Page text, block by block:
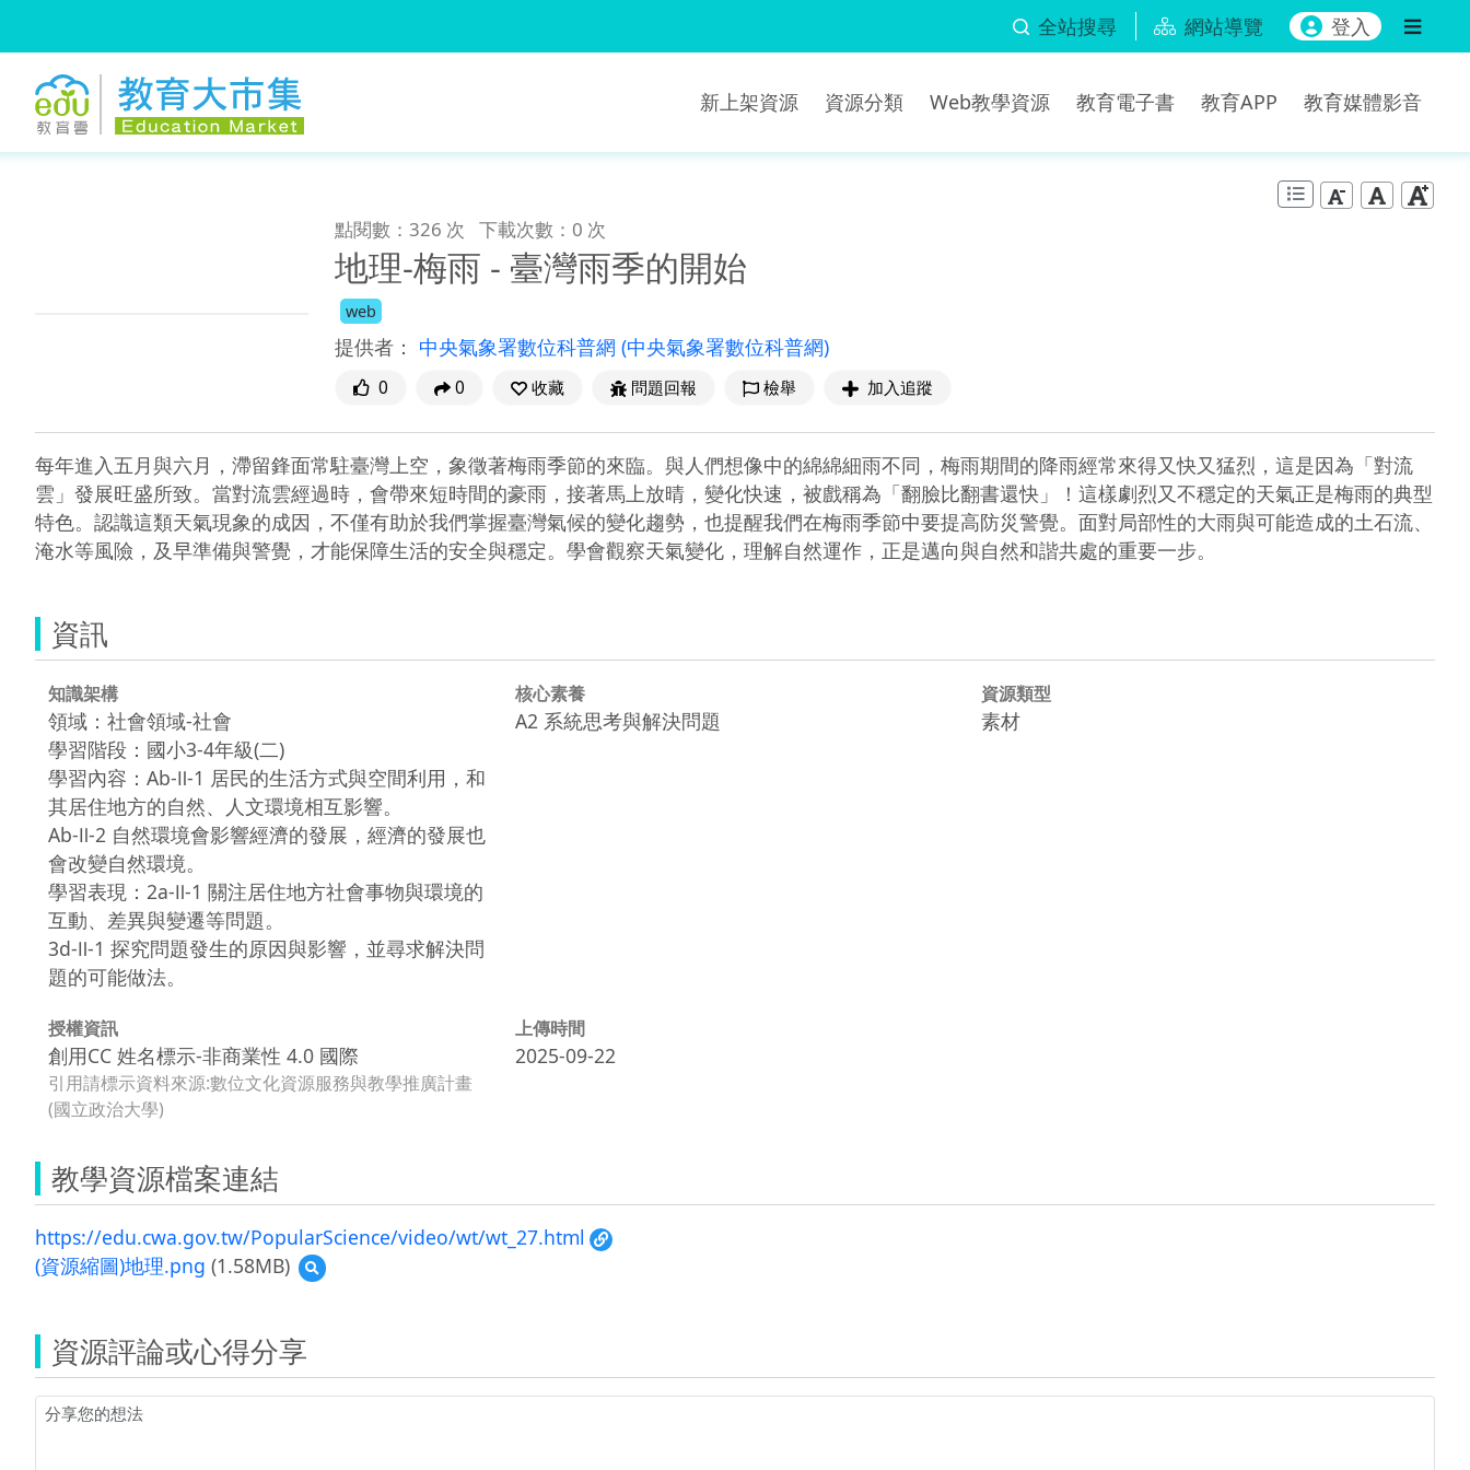
全站搜尋 網站導覽 登入
新上架資源 資源分類 Web教學資源 教育電子書 教育APP 教育媒體影音
點閱數：326 次 下載次數：0 次
地理-梅雨 - 臺灣雨季的開始
web
提供者： 中央氣象署數位科普網 (中央氣象署數位科普網)
0 0 收藏 問題回報 檢舉 加入追蹤
每年進入五月與六月，滯留鋒面常駐臺灣上空，象徵著梅雨季節的來臨。與人們想像中的綿綿細雨不同，梅雨期間的降雨經常來得又快又猛烈，這是因為「對流
雲」發展旺盛所致。當對流雲經過時，會帶來短時間的豪雨，接著馬上放晴，變化快速，被戲稱為「翻臉比翻書還快」！這樣劇烈又不穩定的天氣正是梅雨的典型
特色。認識這類天氣現象的成因，不僅有助於我們掌握臺灣氣候的變化趨勢，也提醒我們在梅雨季節中要提高防災警覺。面對局部性的大雨與可能造成的土石流、
資訊
知識架構
領域：社會領域-社會
學習階段：國小3-4年級(二)
學習內容：Ab-Ⅱ-1 居民的生活方式與空間利用，和
其居住地方的自然、人文環境相互影響。
Ab-Ⅱ-2 自然環境會影響經濟的發展，經濟的發展也
會改變自然環境。
學習表現：2a-Ⅱ-1 關注居住地方社會事物與環境的
互動、差異與變遷等問題。
3d-Ⅱ-1 探究問題發生的原因與影響，並尋求解決問
題的可能做法。
核心素養
A2 系統思考與解決問題
資源類型
素材
授權資訊
創用CC 姓名標示-非商業性 4.0 國際
引用請標示資料來源:數位文化資源服務與教學推廣計畫
(國立政治大學)
上傳時間
2025-09-22
教學資源檔案連結
https://edu.cwa.gov.tw/PopularScience/video/wt/wt_27.html
(資源縮圖)地理.png (1.58MB)
預
覽
地
資源評論或心得分享